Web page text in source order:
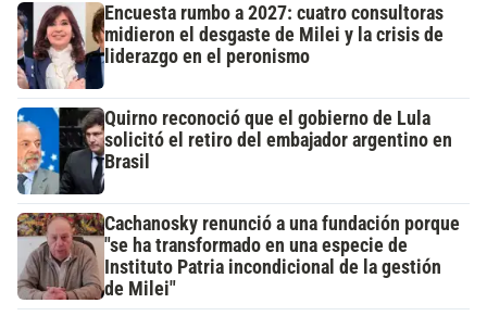
Encuesta rumbo a 2027: cuatro consultoras
midieron el desgaste de Milei y la crisis de
liderazgo en el peronismo
Quirno reconoció que el gobierno de Lula
solicitó el retiro del embajador argentino en
Brasil
Cachanosky renunció a una fundación porque
"se ha transformado en una especie de
Instituto Patria incondicional de la gestión
de Milei"